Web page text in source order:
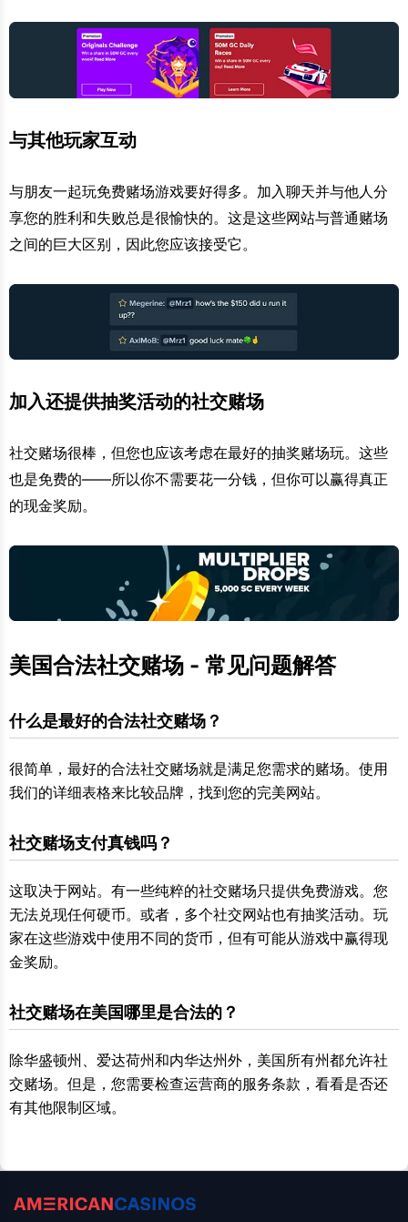
与其他玩家互动
与朋友一起玩免费赌场游戏要好得多。加入聊天并与他人分
享您的胜利和失败总是很愉快的。这是这些网站与普通赌场
之间的巨大区别，因此您应该接受它。
加入还提供抽奖活动的社交赌场
社交赌场很棒，但您也应该考虑在最好的抽奖赌场玩。这些
也是免费的——所以你不需要花一分钱，但你可以赢得真正
的现金奖励。
美国合法社交赌场 - 常见问题解答
什么是最好的合法社交赌场？
很简单，最好的合法社交赌场就是满足您需求的赌场。使用
我们的详细表格来比较品牌，找到您的完美网站。
社交赌场支付真钱吗？
这取决于网站。有一些纯粹的社交赌场只提供免费游戏。您
无法兑现任何硬币。或者，多个社交网站也有抽奖活动。玩
家在这些游戏中使用不同的货币，但有可能从游戏中赢得现
金奖励。
社交赌场在美国哪里是合法的？
除华盛顿州、爱达荷州和内华达州外，美国所有州都允许社
交赌场。但是，您需要检查运营商的服务条款，看看是否还
有其他限制区域。